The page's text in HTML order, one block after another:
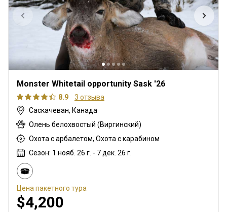
Monster Whitetail opportunity Sask '26
8.9
3 отзыва
Саскачеван, Канада
Олень белохвостый (Виргинский)
Охота с арбалетом, Охота с карабином
Сезон: 1 нояб. 26 г. - 7 дек. 26 г.
Цена пакетного тура
$4,200